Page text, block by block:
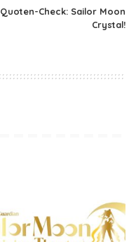
Quoten-Check: Sailor Moon
Crystal!